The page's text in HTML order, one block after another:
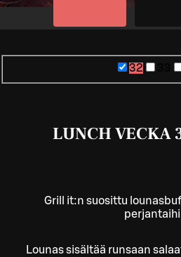
32
LUNCH VECKA
Grill it:n suosittu
Lounas sisältää runsaan